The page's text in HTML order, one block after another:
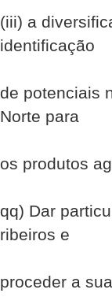
(iii) a
identificação
de potenciais
Norte para
os produtos
qq) Dar
ribeiros e
proceder a